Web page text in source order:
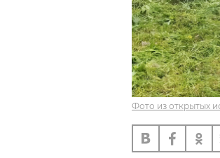
Фото из открытых